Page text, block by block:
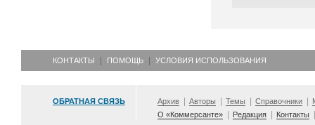
КОНТАКТЫ ПОМОЩЬ УСЛОВИЯ ИСПОЛЬЗОВАНИЯ
ОБРАТНАЯ СВЯЗЬ Архив Авторы Темы Справочники
О «Коммерсанте»
Редакция Контакты